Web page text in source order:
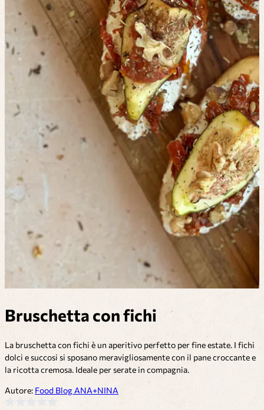
Bruschetta con fichi
La bruschetta con fichi è un aperitivo perfetto per fine estate. I fichi
dolci e succosi si sposano meravigliosamente con il pane croccante e
la ricotta cremosa. Ideale per serate in compagnia.
Autore: Food Blog ANA+NINA